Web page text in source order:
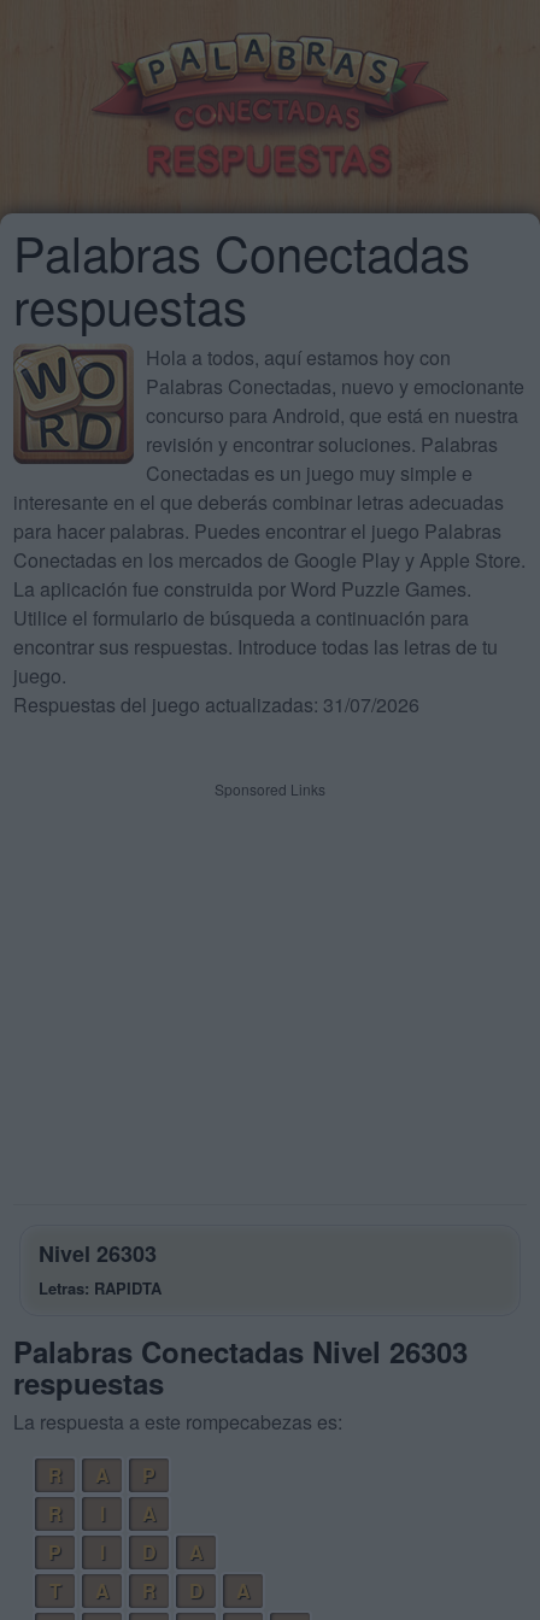
Palabras Conectadas
respuestas
Hola a todos, aquí estamos hoy con
Palabras Conectadas, nuevo y emocionante
concurso para Android, que está en nuestra
revisión y encontrar soluciones. Palabras
Conectadas es un juego muy simple e
interesante en el que deberás combinar letras adecuadas
para hacer palabras. Puedes encontrar el juego Palabras
Conectadas en los mercados de Google Play y Apple Store.
La aplicación fue construida por Word Puzzle Games.
Utilice el formulario de búsqueda a continuación para
encontrar sus respuestas. Introduce todas las letras de tu
juego.
Respuestas del juego actualizadas: 31/07/2026
Sponsored Links
Nivel 26303
Letras: RAPIDTA
Palabras Conectadas Nivel 26303
respuestas
La respuesta a este rompecabezas es:
R
A
P
R
A
P
D
A
T
A R D
A